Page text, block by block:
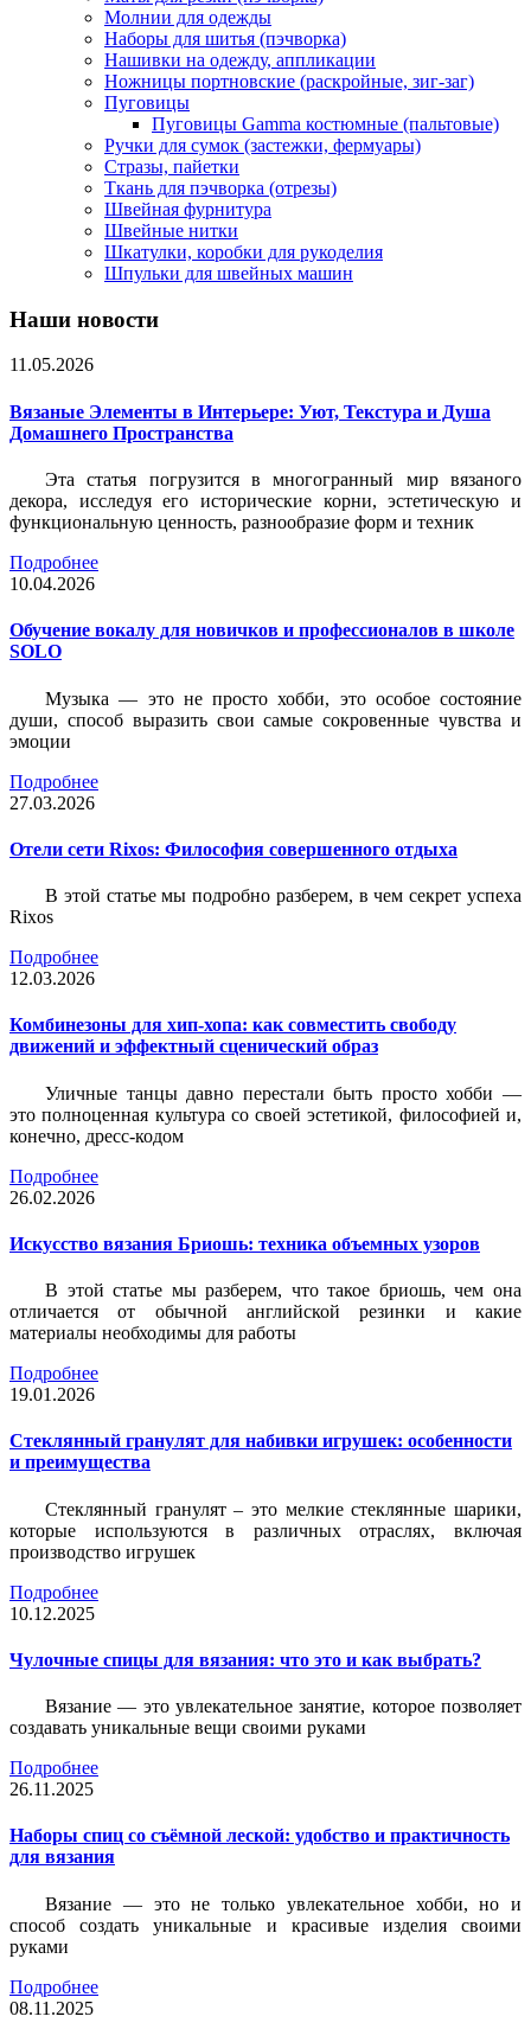
Молнии для одежды
Наборы для шитья (пэчворка)
Нашивки на одежду, аппликации
Ножницы портновские (раскройные, зиг-заг)
Пуговицы
Пуговицы Gamma костюмные (пальтовые)
Ручки для сумок (застежки, фермуары)
Стразы, пайетки
Ткань для пэчворка (отрезы)
Швейная фурнитура
Швейные нитки
Шкатулки, коробки для рукоделия
Шпульки для швейных машин
Наши новости
11.05.2026
Вязаные Элементы в Интерьере: Уют, Текстура и Душа
Домашнего Пространства
Эта статья погрузится в многогранный мир вязаного
декора, исследуя его исторические корни, эстетическую и
функциональную ценность, разнообразие форм и техник
Подробнее
10.04.2026
Обучение вокалу для новичков и профессионалов в школе
SOLO
Музыка — это не просто хобби, это особое состояние
души, способ выразить свои самые сокровенные чувства и
эмоции
Подробнее
27.03.2026
Отели сети Rixos: Философия совершенного отдыха
В этой статье мы подробно разберем, в чем секрет успеха
Rixos
Подробнее
12.03.2026
Комбинезоны для хип-хопа: как совместить свободу
движений и эффектный сценический образ
Уличные танцы давно перестали быть просто хобби —
это полноценная культура со своей эстетикой, философией и,
конечно, дресс-кодом
Подробнее
26.02.2026
Искусство вязания Бриошь: техника объемных узоров
В этой статье мы разберем, что такое бриошь, чем она
отличается от обычной английской резинки и какие
материалы необходимы для работы
Подробнее
19.01.2026
Стеклянный гранулят для набивки игрушек: особенности
и преимущества
Стеклянный гранулят – это мелкие стеклянные шарики,
которые используются в различных отраслях, включая
производство игрушек
Подробнее
10.12.2025
Чулочные спицы для вязания: что это и как выбрать?
Вязание — это увлекательное занятие, которое позволяет
создавать уникальные вещи своими руками
Подробнее
26.11.2025
Наборы спиц со съёмной леской: удобство и практичность
для вязания
Вязание — это не только увлекательное хобби, но и
способ создать уникальные и красивые изделия своими
руками
Подробнее
08.11.2025